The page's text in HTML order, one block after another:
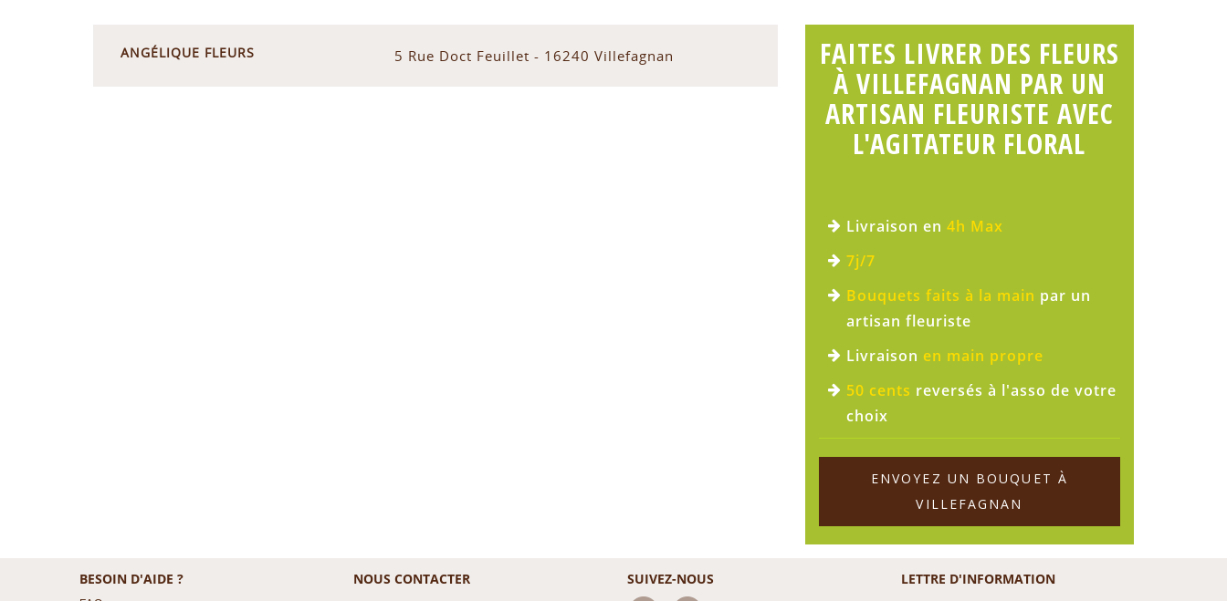
ANGÉLIQUE FLEURS 5 Rue Doct Feuillet - 16240 Villefagnan
FAITES LIVRER DES FLEURS
À VILLEFAGNAN PAR UN
ARTISAN FLEURISTE AVEC
L'AGITATEUR FLORAL
Livraison en 4h Max
7j/7
Bouquets faits à la main par un
artisan fleuriste
Livraison en main propre
50 cents reversés à l'asso de votre
choix
ENVOYEZ UN BOUQUET À
VILLEFAGNAN
BESOIN D'AIDE ? NOUS CONTACTER SUIVEZ-NOUS LETTRE D'INFORMATION